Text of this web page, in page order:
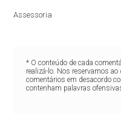
Assessoria
* O conteúdo de cada
realizá-lo. Nos reservamos
comentários em desacordo
contenham palavras